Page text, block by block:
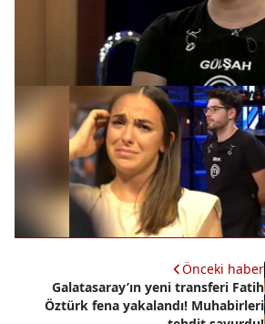
Önceki haber
Galatasaray’ın yeni transferi Fatih
Öztürk fena yakalandı! Muhabirleri